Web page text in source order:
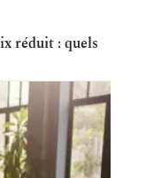
réduit : quels